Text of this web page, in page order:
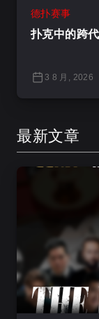
德扑赛事
扑克中的跨
3 8 月, 2026
最新文章